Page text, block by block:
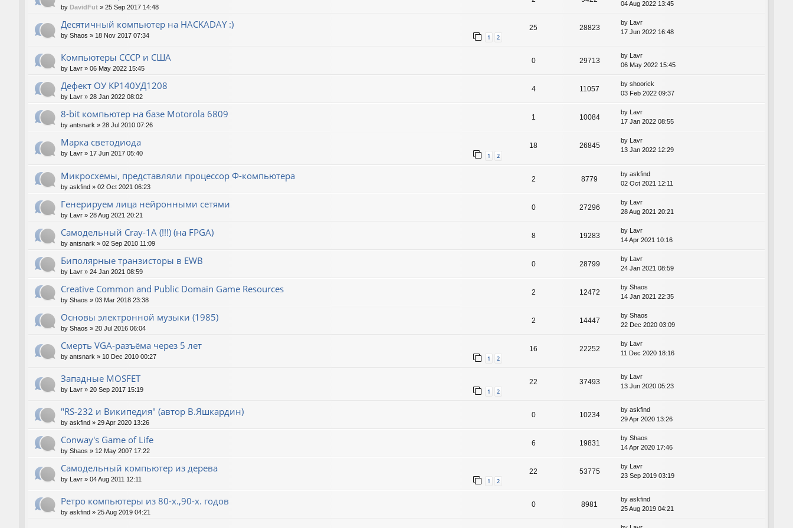
by DavidFut » 25 Sep 2017 14:48 04 Aug 2022 13:45
Десятичный компьютер на HACKADAY :)
by Shaos » 18 Nov 2017 07:34 1 2
25 28823
by
Lavr
17 Jun 2022 16:48
Компьютеры СССР и США
by Lavr » 06 May 2022 15:45
0 29713
by Lavr
06 May 2022 15:45
Дефект ОУ КР140УД1208
by Lavr » 28 Jan 2022 08:02
4 11057
by shoorick
03 Feb 2022 09:37
8-bit компьютер на базе Motorola 6809
by antsnark » 28 Jul 2010 07:26
1 10084
by Lavr
17 Jan 2022 08:55
Марка светодиода
by Lavr » 17 Jun 2017 05:40 1 2
18 26845
by Lavr
13 Jan 2022 12:29
Микросхемы, представляли процессор Ф-компьютера
by askfind » 02 Oct 2021 06:23
2 8779
by askfind
02 Oct 2021 12:11
Генерируем лица нейронными сетями
by Lavr » 28 Aug 2021 20:21
0 27296
by Lavr
28 Aug 2021 20:21
Cамодельный Cray-1A (!!!) (на FPGA)
by antsnark » 02 Sep 2010 11:09
8 19283
by Lavr
14 Apr 2021 10:16
Биполярные транзисторы в EWB
by Lavr » 24 Jan 2021 08:59
0 28799
by Lavr
24 Jan 2021 08:59
Creative Common and Public Domain Game Resources
by Shaos » 03 Mar 2018 23:38
2 12472
by Shaos
14 Jan 2021 22:35
Основы электронной музыки (1985)
by Shaos » 20 Jul 2016 06:04
2 14447
by Shaos
22 Dec 2020 03:09
Смерть VGA-разъёма через 5 лет
by antsnark » 10 Dec 2010 00:27 1 2
16 22252
by Lavr
11 Dec 2020 18:16
Западные MOSFET
by Lavr » 20 Sep 2017 15:19 1 2
22 37493
by Lavr
13 Jun 2020 05:23
"RS-232 и Википедия" (автор В.Яшкардин)
by askfind » 29 Apr 2020 13:26
0 10234
by askfind
29 Apr 2020 13:26
Conway's Game of Life
by Shaos » 12 May 2007 17:22
6 19831
by Shaos
14 Apr 2020 17:46
Самодельный компьютер из дерева
by Lavr » 04 Aug 2011 12:11 1 2
22 53775
by Lavr
23 Sep 2019 03:19
Ретро компьютеры из 80-х.,90-х. годов
by askfind » 25 Aug 2019 04:21
0 8981
by askfind
25 Aug 2019 04:21